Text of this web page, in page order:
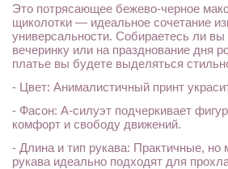
Это потрясающее бежево-черное
щиколотки — идеальное сочетание
универсальности. Собираетесь ли
вечеринку или на празднование дня
платье вы будете выделяться
- Цвет: Анималистичный принт
- Фасон: А-силуэт подчеркивает
комфорт и свободу движений.
- Длина и тип рукава: Практичные,
рукава идеально подходят для